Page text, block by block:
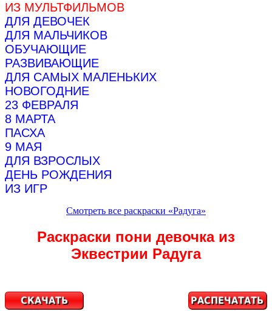
ИЗ МУЛЬТФИЛЬМОВ
ДЛЯ ДЕВОЧЕК
ДЛЯ МАЛЬЧИКОВ
ОБУЧАЮЩИЕ
РАЗВИВАЮЩИЕ
ДЛЯ САМЫХ МАЛЕНЬКИХ
НОВОГОДНИЕ
23 ФЕВРАЛЯ
8 МАРТА
ПАСХА
9 МАЯ
ДЛЯ ВЗРОСЛЫХ
ДЕНЬ РОЖДЕНИЯ
ИЗ ИГР
Смотреть все раскраски «Радуга»
Раскраски пони девочка из
Эквестрии Радуга